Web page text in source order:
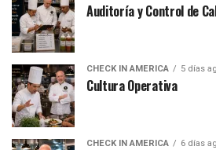
Auditoría y Control de
CHECK IN AMERICA 5 días
Cultura Operativa
CHECK IN AMERICA 6 días